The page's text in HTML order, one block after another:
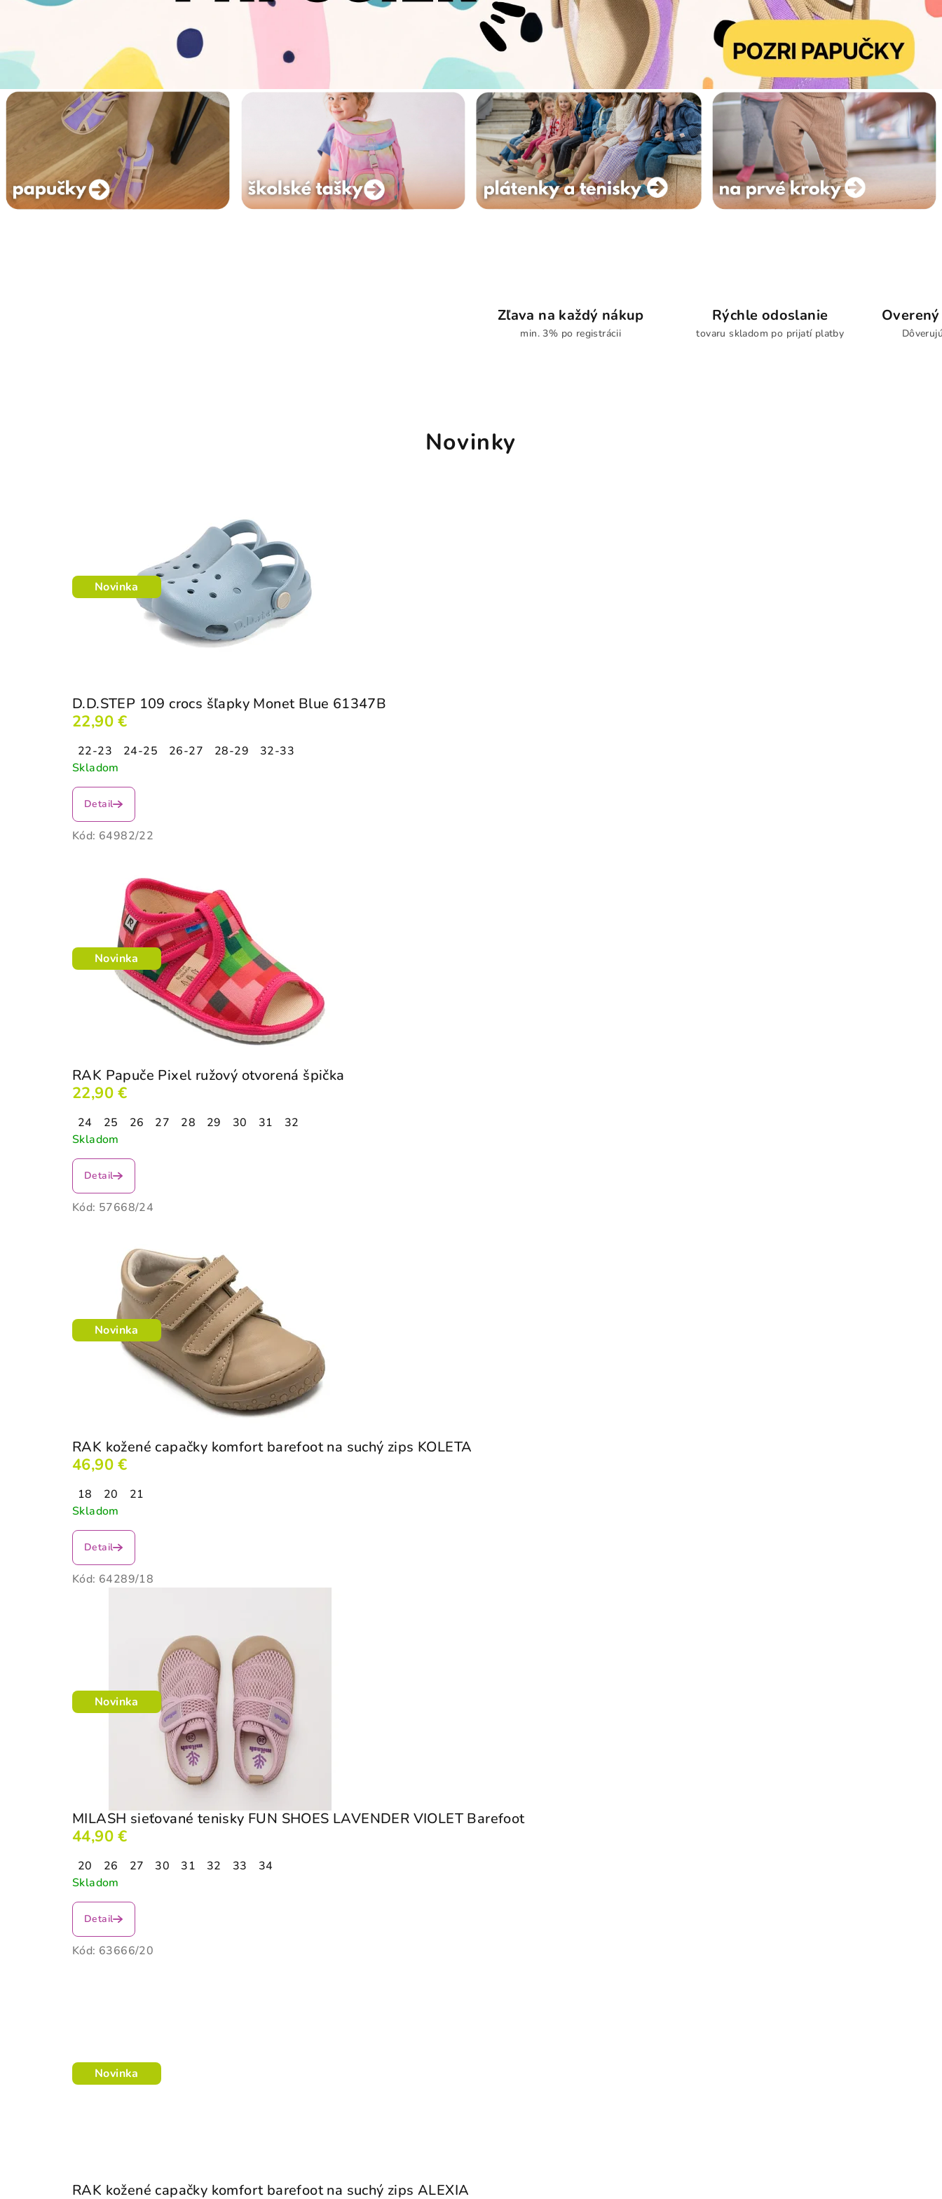
Zľava na každý nákup
min. 3% po registrácii
Rýchle odoslanie
tovaru skladom po prijatí platby
Novinky
Novinka
D.D.STEP 109 crocs šľapky Monet Blue 61347B
22,90 €
22-23 24-25 26-27 28-29
32-33
Skladom
Detail
Kód: 64982/22
Novinka
RAK Papuče Pixel ružový otvorená špička
22,90 €
24 25 26 27 28 29 30 31
32
Skladom
Detail
Kód: 57668/24
Novinka
RAK kožené capačky komfort barefoot na suchý zips KOLETA
46,90 €
18 20
21
Skladom
Detail
Kód: 64289/18
Novinka
MILASH sieťované tenisky FUN SHOES LAVENDER VIOLET Barefoot
44,90 €
20 26 27 30 31 32 33
34
Skladom
Detail
Kód: 63666/20
Novinka
RAK kožené capačky komfort barefoot na suchý zips ALEXIA